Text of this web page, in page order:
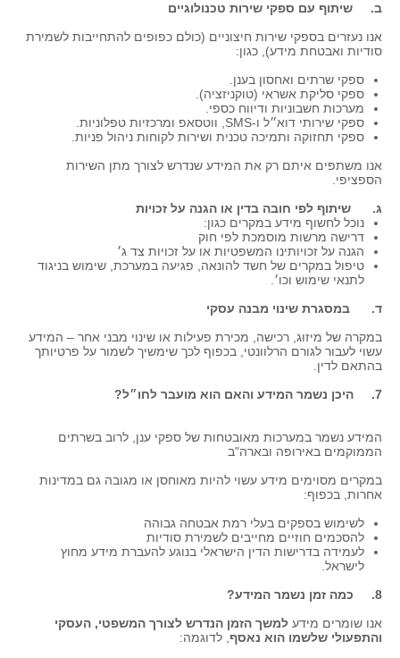
ב. שיתוף עם ספקי שירות טכנולוגיים
אנו נעזרים בספקי שירות חיצוניים (כולם כפופים להתחייבות לשמירת
סודיות ואבטחת מידע), כגון:
ספקי שרתים ואחסון בענן.
ספקי סליקת אשראי (טוקניזציה).
מערכות חשבוניות ודיווח כספי.
ספקי שירותי דוא״ל ו-SMS, ווטסאפ ומרכזיות טפלוניות.
ספקי תחזוקה ותמיכה טכנית ושירות לקוחות ניהול פניות.
אנו משתפים איתם רק את המידע שנדרש לצורך מתן השירות
הספציפי.
ג. שיתוף לפי חובה בדין או הגנה על זכויות
נוכל לחשוף מידע במקרים כגון:
דרישה מרשות מוסמכת לפי חוק
הגנה על זכויותינו המשפטיות או על זכויות צד ג׳
טיפול במקרים של חשד להונאה, פגיעה במערכת, שימוש בניגוד
לתנאי שימוש וכו׳.
ד. במסגרת שינוי מבנה עסקי
במקרה של מיזוג, רכישה, מכירת פעילות או שינוי מבני אחר – המידע
עשוי לעבור לגורם הרלוונטי, בכפוף לכך שימשיך לשמור על פרטיותך
בהתאם לדין.
7. היכן נשמר המידע והאם הוא מועבר לחו״ל?
המידע נשמר במערכות מאובטחות של ספקי ענן, לרוב בשרתים
הממוקמים באירופה ובארה"ב
במקרים מסוימים מידע עשוי להיות מאוחסן או מגובה גם במדינות
אחרות, בכפוף:
לשימוש בספקים בעלי רמת אבטחה גבוהה
להסכמים חוזיים מחייבים לשמירת סודיות
לעמידה בדרישות הדין הישראלי בנוגע להעברת מידע מחוץ
לישראל.
8. כמה זמן נשמר המידע?
אנו שומרים מידע למשך הזמן הנדרש לצורך המשפטי, העסקי
והתפעולי שלשמו הוא נאסף , לדוגמה: